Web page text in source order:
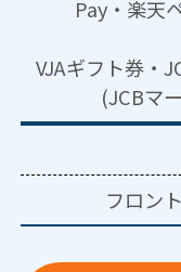
Pay・楽天
VJAギフト券・
(JCBマ
フロン